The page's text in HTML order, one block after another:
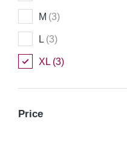
M (3)
L (3)
XL (3)
Price